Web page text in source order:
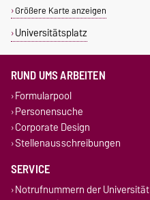
Größere Karte anzeigen
Universitätsplatz
RUND UMS ARBEITEN
Formularpool
Personensuche
Corporate Design
Stellenausschreibungen
SERVICE
Notrufnummern der Universität